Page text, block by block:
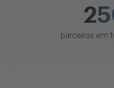
parceiros em